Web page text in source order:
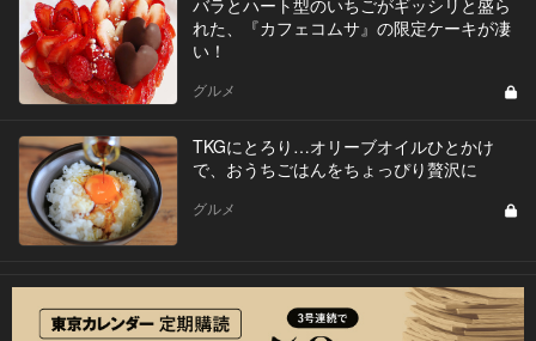
バラとハート型のいちごがギッシリと盛ら
れた、『カフェコムサ』の限定ケーキが凄
い！
グルメ
TKGにとろり…オリーブオイルひとかけ
で、おうちごはんをちょっぴり贅沢に
グルメ